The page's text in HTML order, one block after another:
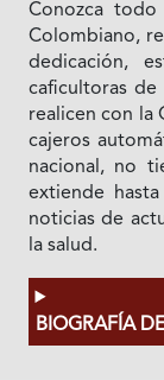
Conozca
Colombiano,
dedicación,
caficultoras
realicen con la
cajeros
nacional, no
extiende
noticias de
la salud.
BIOGRAFÍA